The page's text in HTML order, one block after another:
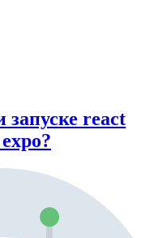
react